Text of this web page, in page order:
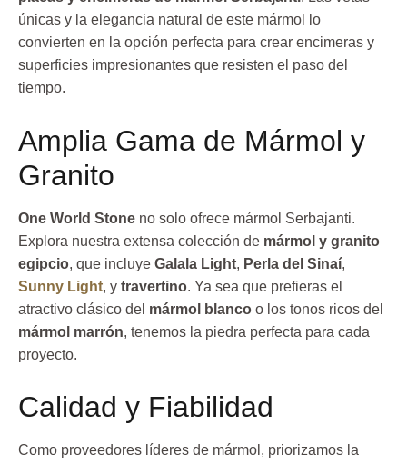
únicas y la elegancia natural de este mármol lo
convierten en la opción perfecta para crear encimeras y
superficies impresionantes que resisten el paso del
tiempo.
Amplia Gama de Mármol y
Granito
One World Stone no solo ofrece mármol Serbajanti.
Explora nuestra extensa colección de mármol y granito
egipcio, que incluye Galala Light, Perla del Sinaí,
Sunny Light, y travertino. Ya sea que prefieras el
atractivo clásico del mármol blanco o los tonos ricos del
mármol marrón, tenemos la piedra perfecta para cada
proyecto.
Calidad y Fiabilidad
Como proveedores líderes de mármol, priorizamos la